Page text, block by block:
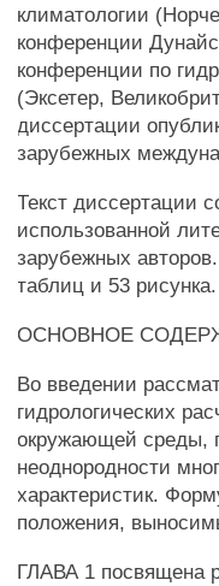
климатологии
конференции
конференции по
(Эксетер,
диссертации
зарубежных
Текст диссертации
использованной
зарубежных
таблиц и 53 рисунка.
ОСНОВНОЕ
Во введении
гидрологических
окружающей среды,
неоднородности
характеристик.
положения,
ГЛАВА 1 посвящена